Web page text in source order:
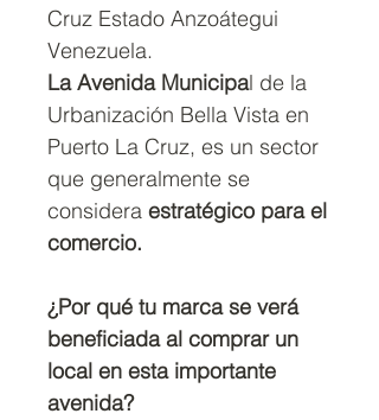
Cruz Estado Anzoátegui
Venezuela.
La Avenida Municipal de la
Urbanización Bella Vista en
Puerto La Cruz, es un sector
que generalmente se
considera estratégico para el
comercio.
¿Por qué tu marca se verá
beneficiada al comprar un
local en esta importante
avenida?